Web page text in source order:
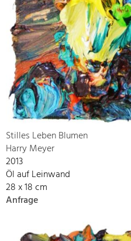
Stilles Leben Blumen
Harry Meyer
2013
Öl auf Leinwand
28 x 18 cm
Anfrage